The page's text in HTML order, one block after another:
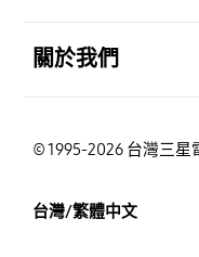
關於我們
© 1995-2026 台灣三星
台灣/繁體中文